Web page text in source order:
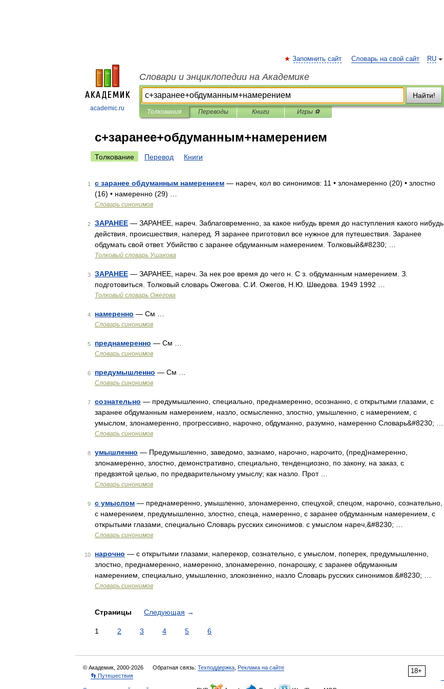
academic.ru
RU
Запомнить сайт Словарь на свой сайт
Словари и энциклопедии на Академике
Найти!
Толкования Переводы Книги Игры ⚽
с+заранее+обдуманным+намерением
Толкование Перевод Книги
1 с заранее обдуманным намерением — нареч, кол во синонимов: 11 • злонамеренно (20) • злостно
(16) • намеренно (29) …
Словарь синонимов
2 ЗАРАНЕЕ — ЗАРАНЕЕ, нареч. Заблаговременно, за какое нибудь время до наступления какого нибудь
действия, происшествия, наперед. Я заранее приготовил все нужное для путешествия. Заранее
обдумать свой ответ. Убийство с заранее обдуманным намерением. Толковый&#8230; …
Толковый словарь Ушакова
3 ЗАРАНЕЕ — ЗАРАНЕЕ, нареч. За нек рое время до чего н. С з. обдуманным намерением. З.
подготовиться. Толковый словарь Ожегова. С.И. Ожегов, Н.Ю. Шведова. 1949 1992 …
Толковый словарь Ожегова
4 намеренно — См …
Словарь синонимов
5 преднамеренно — См …
Словарь синонимов
6 предумышленно — См …
Словарь синонимов
7 сознательно — предумышленно, специально, преднамеренно, осознанно, с открытыми глазами, с
заранее обдуманным намерением, назло, осмысленно, злостно, умышленно, с намерением, с
умыслом, злонамеренно, прогрессивно, нарочно, обдуманно, разумно, намеренно Словарь&#8230; …
Словарь синонимов
8 умышленно — Предумышленно, заведомо, зазнамо, нарочно, нарочито, (пред)намеренно,
злонамеренно, злостно, демонстративно, специально, тенденциозно, по закону, на заказ, с
предвзятой целью, по предварительному умыслу; как назло. Прот …
Словарь синонимов
9 с умыслом — преднамеренно, умышленно, злонамеренно, спецухой, спецом, нарочно, сознательно,
с намерением, предумышленно, злостно, спеца, намеренно, с заранее обдуманным намерением, с
открытыми глазами, специально Словарь русских синонимов. с умыслом нареч,&#8230; …
Словарь синонимов
10 нарочно — с открытыми глазами, наперекор, сознательно, с умыслом, поперек, предумышленно,
злостно, преднамеренно, намеренно, злонамеренно, понарошку, с заранее обдуманным
намерением, специально, умышленно, злокозненно, назло Словарь русских синонимов.&#8230; …
Словарь синонимов
Страницы Следующая →
1 2 3 4 5 6
18+
© Академик, 2000-2026 Обратная связь: Техподдержка Реклама на сайте
👣 Путешествия